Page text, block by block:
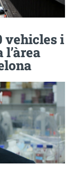
vehicles i
l’àrea